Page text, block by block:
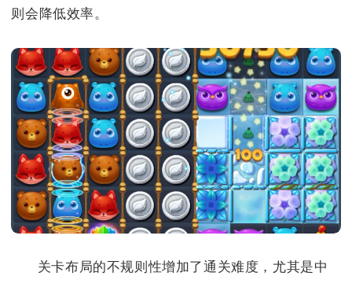
则会降低效率。
关卡布局的不规则性增加了通关难度，尤其是中